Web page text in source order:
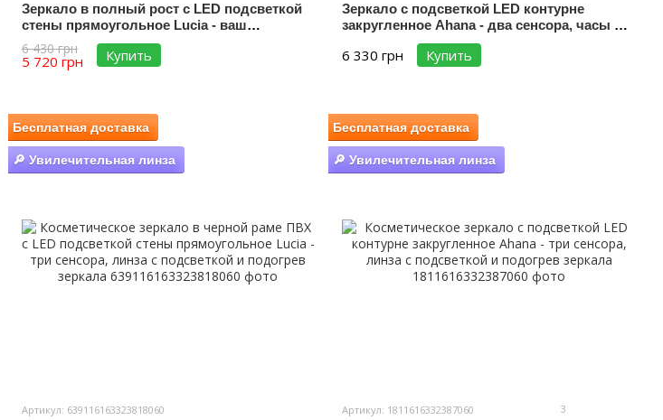
Зеркало в полный рост с LED подсветкой
стены прямоугольное Lucia - ваш
выключатель #lf
6 430 грн
5 720 грн Купить
Зеркало с подсветкой LED контурне
закругленное Ahana - два сенсора, часы и
подогрев зеркала
6 330 грн Купить
Бесплатная доставка
🔎 Увилечительная линза
Артикул: 639116163323818060
Бесплатная доставка
🔎 Увилечительная линза
Артикул: 1811616332387060 3